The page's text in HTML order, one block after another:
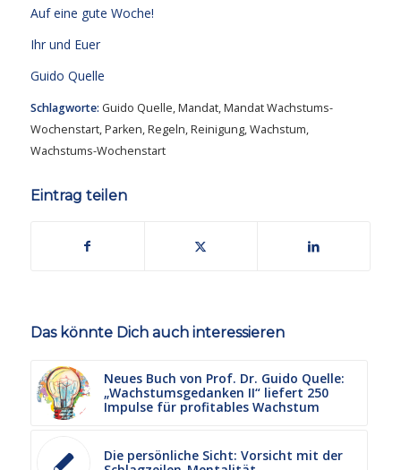
Auf eine gute Woche!
Ihr und Euer
Guido Quelle
Schlagworte: Guido Quelle,Mandat,Mandat Wachstums-
Wochenstart,Parken,Regeln,Reinigung,Wachstum,
Wachstums-Wochenstart
Eintrag teilen
Das könnte Dich auch interessieren
Neues Buch von Prof. Dr. Guido Quelle:
„Wachstumsgedanken II“ liefert 250
Impulse für profitables Wachstum
Die persönliche Sicht: Vorsicht mit der